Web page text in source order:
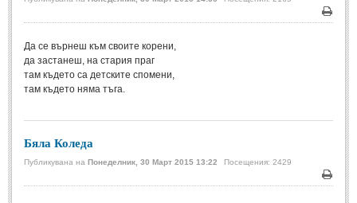
(55)
Мъдрости за любовта
Мъдрости за щастието
Мъдрости на велики хора
Древногръцки афоризми
Древноримски афоризми (21)
Печат
Да се върнеш към своите корени,
да застанеш, на стария праг
там където са детските спомени,
там където няма тъга.
Бяла Коледа
Публикувана на Понеделник, 30 Март 2015 13:22 Посещения: 2429
Печат